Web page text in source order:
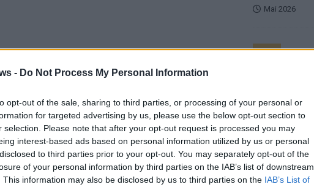
- Do Not Process My Personal Information
opt-out of the sale, sharing to third parties, or processing of your personal or
for targeted advertising by us, please use the below opt-out section to
selection. Please note that after your opt-out request is processed you may
interest-based ads based on personal information utilized by us or personal
to third parties prior to your opt-out. You may separately opt-out of the
of your personal information by third parties on the IAB’s list of downstream
This information may also be disclosed by us to third parties on the IAB’s List of
Mai 2026
AD